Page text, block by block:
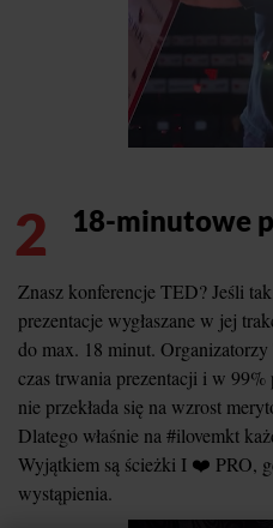
2 18-minutowe
Znasz konferencje TED? Jeśli
prezentacje wygłaszane w jej
do max. 18 minut.
czas trwania prezentacji i w
nie przekłada się na wzrost
Dlatego właśnie na #ilovemkt
Wyjątkiem są ścieżki I ❤️ PRO,
wystąpienia.